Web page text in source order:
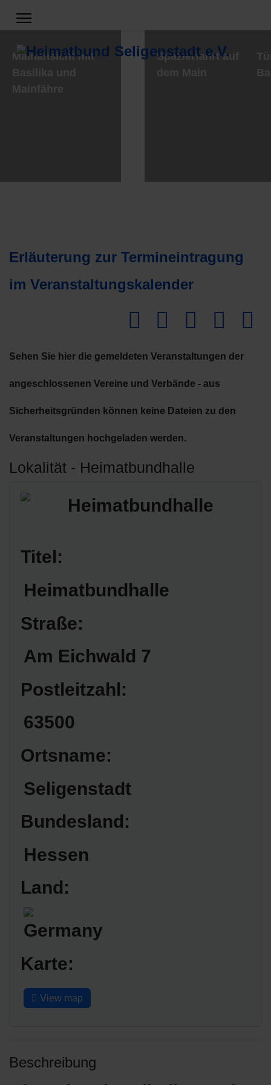
Mainansicht mit
Spazierfahrt auf
Erläuterung zur Termineintragung
im Veranstaltungskalender
Sehen Sie hier die gemeldeten Veranstaltungen der
angeschlossenen Vereine und Verbände - aus
Sicherheitsgründen können keine Dateien zu den
Veranstaltungen hochgeladen werden.
Lokalität - Heimatbundhalle
Titel:
Heimatbundhalle
Straße:
Am Eichwald 7
Postleitzahl:
63500
Ortsname:
Seligenstadt
Bundesland:
Hessen
Land:
Karte:
View map
Beschreibung